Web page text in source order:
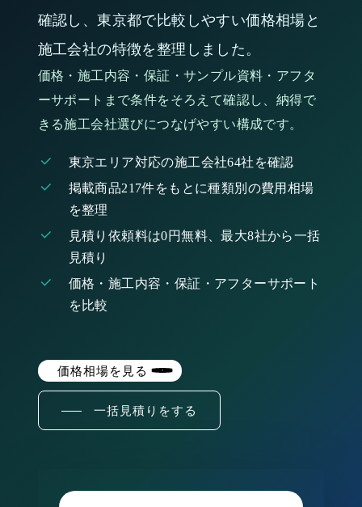
確認し、東京都で比較しやすい価格相場と
施工会社の特徴を整理しました。
価格・施工内容・保証・サンプル資料・アフタ
ーサポートまで条件をそろえて確認し、納得で
きる施工会社選びにつなげやすい構成です。
東京エリア対応の施工会社64社を確認
掲載商品217件をもとに種類別の費用相場
を整理
見積り依頼料は0円無料、最大8社から一括
見積り
価格・施工内容・保証・アフターサポート
を比較
価格相場を見る
一括見積りをする